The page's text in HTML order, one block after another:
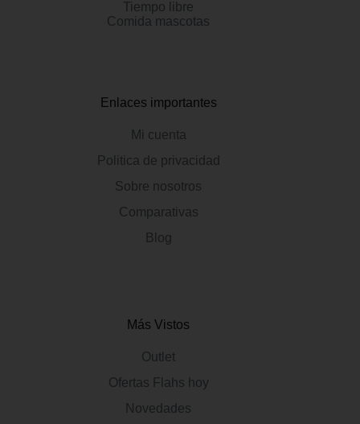
Tiempo libre
Comida mascotas
Enlaces importantes
Mi cuenta
Politica de privacidad
Sobre nosotros
Comparativas
Blog
Más Vistos
Outlet
Ofertas Flahs hoy
Novedades